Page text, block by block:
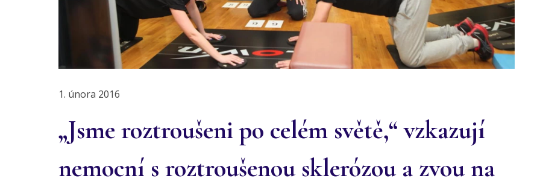
1. února 2016
„Jsme roztroušeni po celém světě,“ vzkazují
nemocní s roztroušenou sklerózou a zvou na